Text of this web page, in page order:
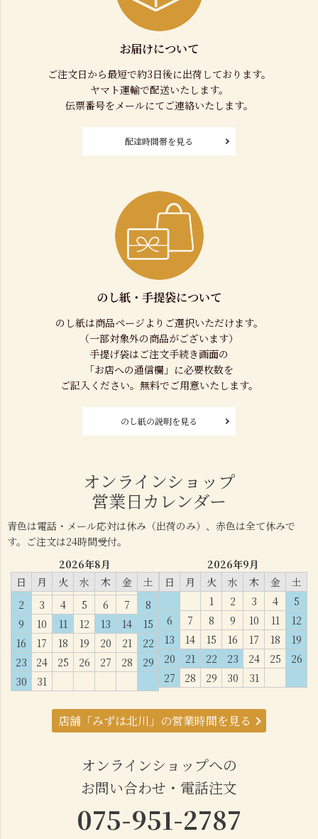
お届けについて
ご注文日から最短で約3日後に出荷しております。
ヤマト運輸で配送いたします。
伝票番号をメールにてご連絡いたします。
配達時間帯を見る
のし紙・手提袋について
のし紙は商品ページよりご選択いただけます。
（一部対象外の商品がございます）
手提げ袋はご注文手続き画面の
「お店への通信欄」に必要枚数を
ご記入ください。無料でご用意いたします。
のし紙の説明を見る
オンラインショップ
営業日カレンダー
青色は電話・メール応対は休み（出荷のみ）、赤色は全て休みで
す。ご注文は24時間受付。
2026年8月
日
月 火 水 木 金
土
2
3 4 5 6 7
8
9
10 11 12 13 14
15
16
17 18 19 20 21
22
23
24 25 26 27 28
29
30
31
2026年9月
日
月 火 水 木 金
土
1
2 3 4
5
6
7 8 9 10 11
12
13
14 15 16 17 18
19
20
21 22 23 24 25
26
27
28 29 30 31
店舗「みずは北川」の営業時間を見る
オンラインショップへの
お問い合わせ・電話注文
075-951-2787